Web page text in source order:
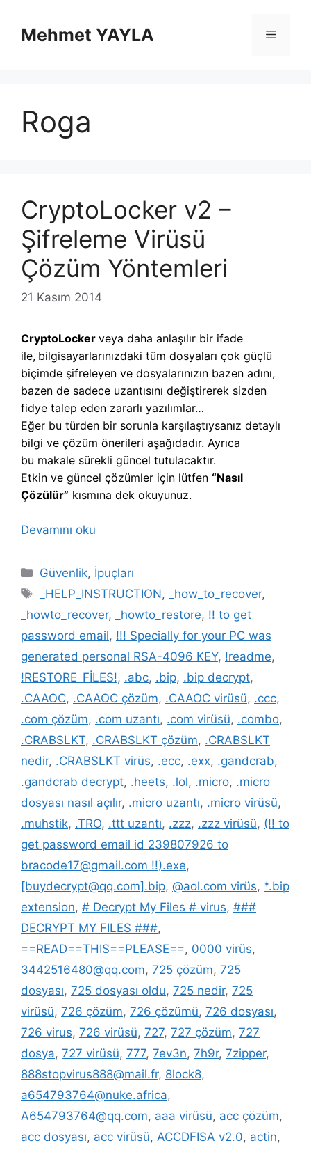
Mehmet YAYLA Menü
Roga
CryptoLocker v2 –
Şifreleme Virüsü
Çözüm Yöntemleri
21 Kasım 2014
CryptoLocker veya daha anlaşılır bir ifade
ile, bilgisayarlarınızdaki tüm dosyaları çok güçlü
biçimde şifreleyen ve dosyalarınızın bazen adını,
bazen de sadece uzantısını değiştirerek sizden
fidye talep eden zararlı yazılımlar…
Eğer bu türden bir sorunla karşılaştıysanız detaylı
bilgi ve çözüm önerileri aşağıdadır. Ayrıca
bu makale sürekli güncel tutulacaktır.
Etkin ve güncel çözümler için lütfen “Nasıl
Çözülür” kısmına dek okuyunuz.
Devamını oku
Kategoriler
Güvenlik, İpuçları
Etiketler
_HELP_INSTRUCTION, _how_to_recover,
_howto_recover, _howto_restore, !! to get
password email, !!! Specially for your PC was
generated personal RSA-4096 KEY, !readme,
!RESTORE_FİLES!, .abc, .bip, .bip decrypt,
.CAAOC, .CAAOC çözüm, .CAAOC virüsü, .ccc,
.com çözüm, .com uzantı, .com virüsü, .combo,
.CRABSLKT, .CRABSLKT çözüm, .CRABSLKT
nedir, .CRABSLKT virüs, .ecc, .exx, .gandcrab,
.gandcrab decrypt, .heets, .lol, .micro, .micro
dosyası nasıl açılır, .micro uzantı, .micro virüsü,
.muhstik, .TRO, .ttt uzantı, .zzz, .zzz virüsü, (!! to
get password email id 239807926 to
bracode17@gmail.com !!).exe,
[buydecrypt@qq.com].bip, @aol.com virüs, *.bip
extension, # Decrypt My Files # virus, ###
DECRYPT MY FILES ###,
==READ==THIS==PLEASE==, 0000 virüs,
3442516480@qq.com, 725 çözüm, 725
dosyası, 725 dosyası oldu, 725 nedir, 725
virüsü, 726 çözüm, 726 çözümü, 726 dosyası,
726 virus, 726 virüsü, 727, 727 çözüm, 727
dosya, 727 virüsü, 777, 7ev3n, 7h9r, 7zipper,
888stopvirus888@mail.fr, 8lock8,
a654793764@nuke.africa,
A654793764@qq.com, aaa virüsü, acc çözüm,
acc dosyası, acc virüsü, ACCDFISA v2.0, actin,